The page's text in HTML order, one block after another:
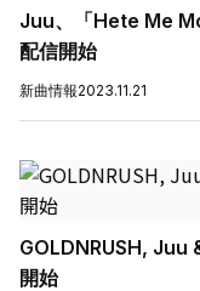
Juu、「Hete Me
配信開始
新曲情報2023.11.21
GOLDNRUSH,
開始